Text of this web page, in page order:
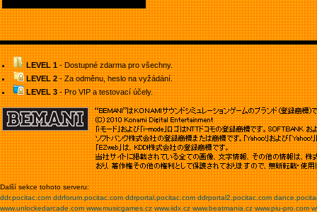
LEVEL 1- Dostupné zdarma pro všechny.
LEVEL 2- Za odměnu, heslo na vyžádání.
LEVEL 3- Pro VIP a testovací účely.
Další sekce tohoto serveru:
ddr.pocitac.com ddrforum.pocitac.com ddrportal.pocitac.com ddrportal2.pocitac.com
www.unlockedarcade.com www.musicgames.cz www.iidx.cz www.beatmania.cz www.piu-pro.com